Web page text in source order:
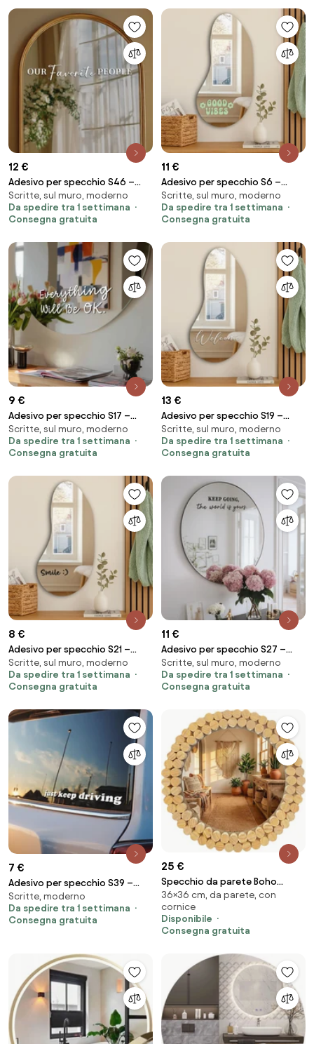
12 €
Adesivo per specchio S46 –
Our favorite people
Scritte, sul muro, moderno
Da spedire tra 1 settimana
Consegna gratuita
11 €
Adesivo per specchio S6 –
Good vibes
Scritte, sul muro, moderno
Da spedire tra 1 settimana
Consegna gratuita
9 €
Adesivo per specchio S17 –
Everything Will Be OK.
Scritte, sul muro, moderno
Da spedire tra 1 settimana
Consegna gratuita
13 €
Adesivo per specchio S19 –
Welcome
Scritte, sul muro, moderno
Da spedire tra 1 settimana
Consegna gratuita
8 €
Adesivo per specchio S21 –
Smile
Scritte, sul muro, moderno
Da spedire tra 1 settimana
Consegna gratuita
11 €
Adesivo per specchio S27 –
KEEP GOING, the world is yours.
Scritte, sul muro, moderno
Da spedire tra 1 settimana
Consegna gratuita
7 €
Adesivo per specchio S39 –
Just keep driving
Scritte, moderno
Da spedire tra 1 settimana
Consegna gratuita
25 €
Specchio da parete Boho
36CM KLNA-MR01
36×36 cm, da parete, con
cornice
Disponibile
Consegna gratuita